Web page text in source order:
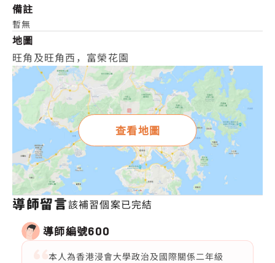
備註
暫無
地圖
旺角及旺角西，富榮花園
查看地圖
導師留言該補習個案已完結
導師編號600
本人為香港浸會大學政治及國際關係二年級